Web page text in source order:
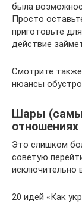
была
Просто
приготовьте
действие
Смотрите
нюансы
Шары
отношениях
Это слишком
советую
исключительно
20 идей «Как